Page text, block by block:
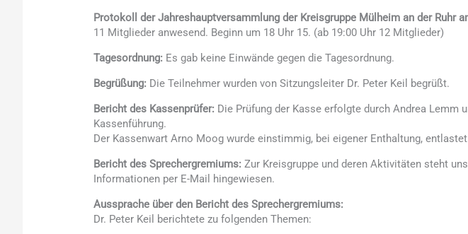
Protokoll der Jahreshauptversammlung der Kreisgruppe Mülheim an der Ruhr
11 Mitglieder anwesend. Beginn um 18 Uhr 15. (ab 19:00 Uhr 12 Mitglieder)
Tagesordnung: Es gab keine Einwände gegen die Tagesordnung.
Begrüßung: Die Teilnehmer wurden von Sitzungsleiter Dr. Peter Keil begrüßt.
Bericht des Kassenprüfer: Die Prüfung der Kasse erfolgte durch Andrea Lemm
Kassenführung.
Der Kassenwart Arno Moog wurde einstimmig, bei eigener Enthaltung,
Bericht des Sprechergremiums: Zur Kreisgruppe und deren Aktivitäten steht
Informationen per E-Mail hingewiesen.
Aussprache über den Bericht des Sprechergremiums:
Dr. Peter Keil berichtete zu folgenden Themen: